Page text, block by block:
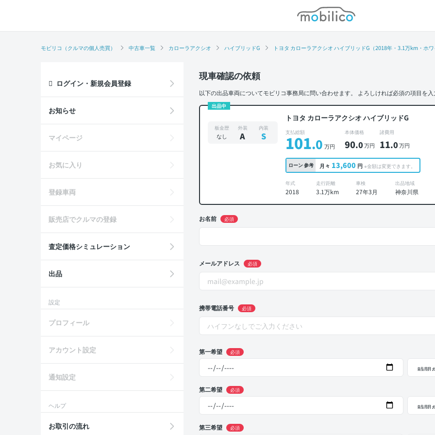
モビリコ
モビリコ（クルマの個人売買） 中古車一覧 カローラアクシオ ハイブリッドG トヨタ カローラアクシオ ハイブリッドG（2018年・3.1万km・ホ
現車確認の依頼
以下の出品車両についてモビリコ事務局に問い合わせます。 よろしければ必須の項目を
出品中
トヨタ カローラアクシオ ハイブリッドG
板金歴
なし
外装
A
内装
S 支払総額
101.0 万円
本体価格
90.0万円
諸費用
11.0万円
ローン参考 月々 13,600 円 ※金額は変更できます。
年式
2018
走行距離
3.1万km
車検
27年3月
出品地域
神奈川県
お名前 必須
メールアドレス 必須
携帯電話番号 必須
第一希望 必須
第二希望 必須
第三希望 必須
ログイン・新規会員登録
お知らせ
マイページ
お気に入り
登録車両
販売店でクルマの登録
査定価格シミュレーション
出品
設定
プロフィール
アカウント設定
通知設定
ヘルプ
お取引の流れ